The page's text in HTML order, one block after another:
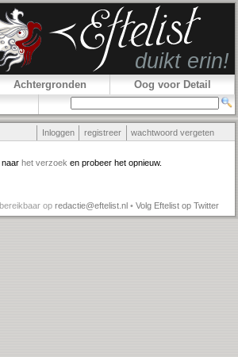
Achtergronden
Oog voor Detail
Inloggen registreer wachtwoord vergeten
naar het verzoek en probeer het opnieuw.
op redactie@eftelist.nl • Volg Eftelist op Twitter